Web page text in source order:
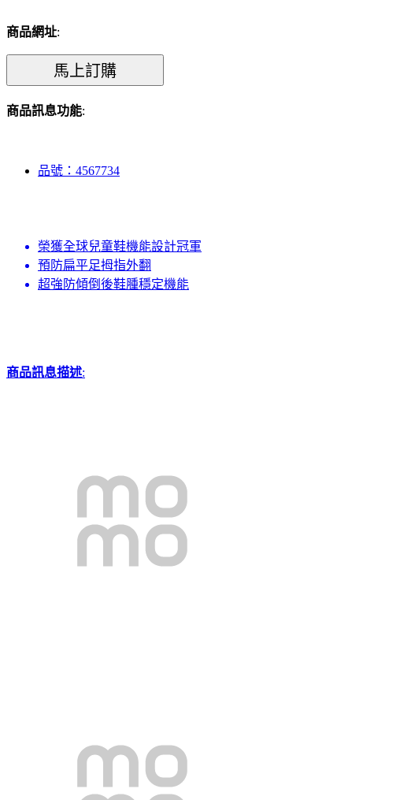
商品網址:
商品訊息功能:
品號：4567734
榮獲全球兒童鞋機能設計冠軍
預防扁平足拇指外翻
超強防傾倒後鞋腫穩定機能
商品訊息描述: